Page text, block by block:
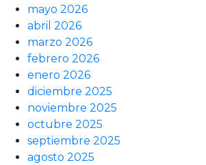
mayo 2026
abril 2026
marzo 2026
febrero 2026
enero 2026
diciembre 2025
noviembre 2025
octubre 2025
septiembre 2025
agosto 2025